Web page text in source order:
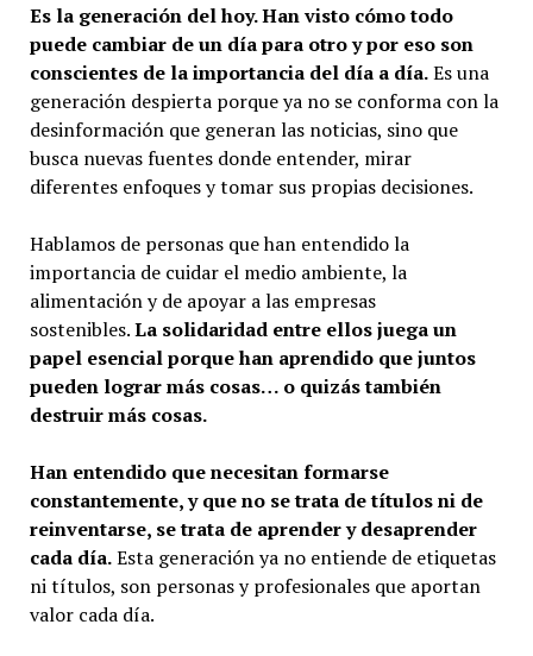
Es la generación del hoy. Han visto cómo todo
puede cambiar de un día para otro y por eso son
conscientes de la importancia del día a día.Es una
generación despierta porque ya no se conforma con la
desinformación que generan las noticias, sino que
busca nuevas fuentes donde entender, mirar
diferentes enfoques y tomar sus propias decisiones.
Hablamos de personas que han entendido la
importancia de cuidar el medio ambiente, la
alimentación y de apoyar a las empresas
sostenibles.La solidaridad entre ellos juega un
papel esencial porque han aprendido que juntos
pueden lograr más cosas… o quizás también
destruir más cosas.
Han entendido que necesitan formarse
constantemente, y que no se trata de títulos ni de
reinventarse, se trata de aprender y desaprender
cada día.Esta generación ya no entiende de etiquetas
ni títulos, son personas y profesionales que aportan
valor cada día.